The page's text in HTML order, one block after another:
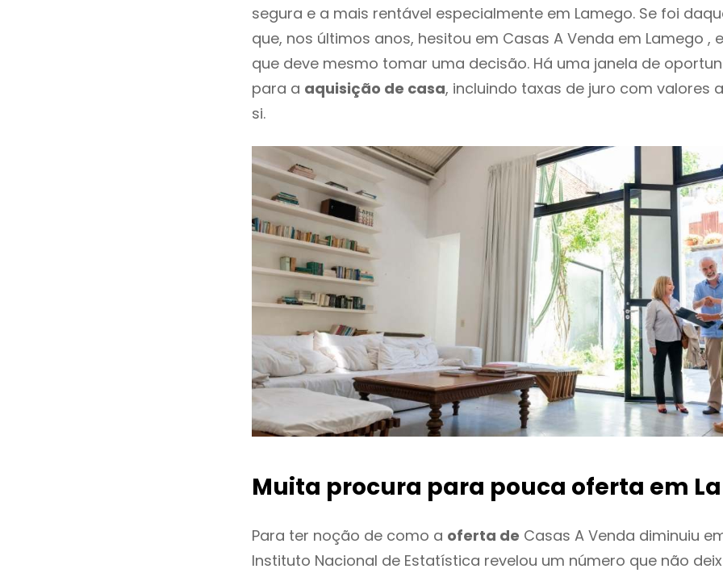
segura e a mais rentável especialmente em Lamego. Se foi
que, nos últimos anos, hesitou em Casas A Venda em Lamego ,
que deve mesmo tomar uma decisão. Há uma janela de
para a aquisição de casa, incluindo taxas de juro com valores
si.
Muita procura para pouca oferta em
Para ter noção de como a oferta de Casas A Venda diminuiu
Instituto Nacional de Estatística revelou um número que não